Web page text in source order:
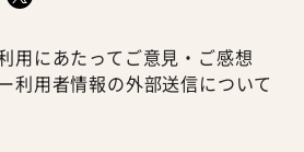
用にあたって ご意見・ご感想
利用者情報の外部送信について